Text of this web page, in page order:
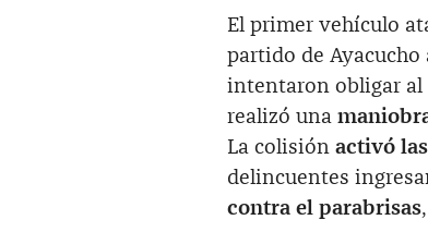
El primer vehículo
partido de Ayacucho
intentaron obligar al
realizó una
La colisión activó
delincuentes
contra el parabrisas